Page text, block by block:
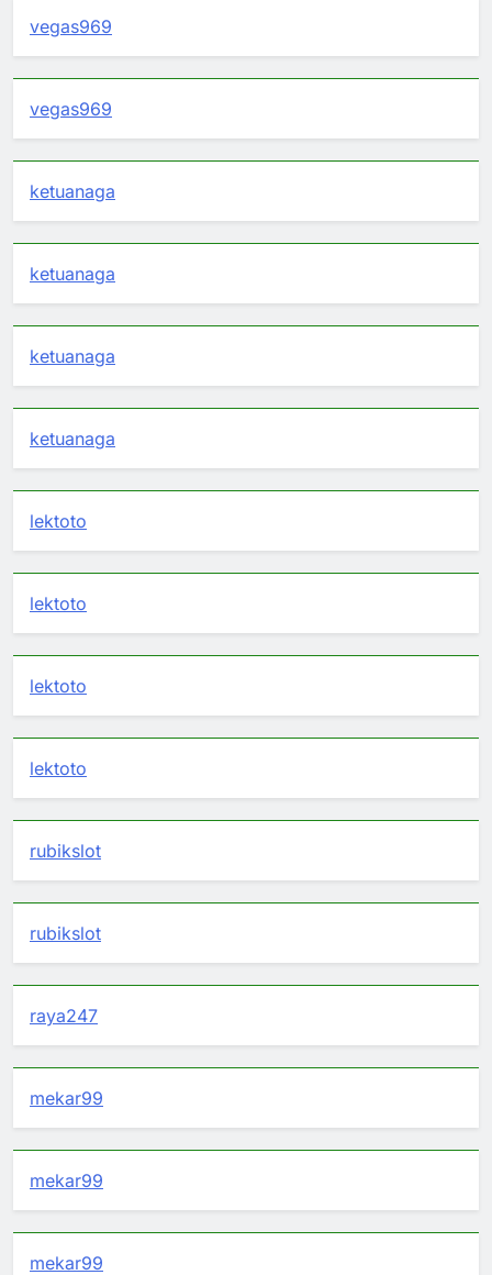
vegas969
vegas969
ketuanaga
ketuanaga
ketuanaga
ketuanaga
lektoto
lektoto
lektoto
lektoto
rubikslot
rubikslot
raya247
mekar99
mekar99
mekar99